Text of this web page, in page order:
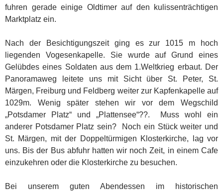
fuhren gerade einige Oldtimer auf den kulissenträchtigen
Marktplatz ein.
Nach der Besichtigungszeit ging es zur 1015 m hoch
liegenden Vogesenkapelle. Sie wurde auf Grund eines
Gelübdes eines Soldaten aus dem 1.Weltkrieg erbaut. Der
Panoramaweg leitete uns mit Sicht über St. Peter, St.
Märgen, Freiburg und Feldberg weiter zur Kapfenkapelle auf
1029m. Wenig später stehen wir vor dem Wegschild
„Potsdamer Platz“ und „Plattensee“??. Muss wohl ein
anderer Potsdamer Platz sein? Noch ein Stück weiter und
St. Märgen, mit der Doppeltürmigen Klosterkirche, lag vor
uns. Bis der Bus abfuhr hatten wir noch Zeit, in einem Cafe
einzukehren oder die Klosterkirche zu besuchen.
Bei unserem guten Abendessen im historischen